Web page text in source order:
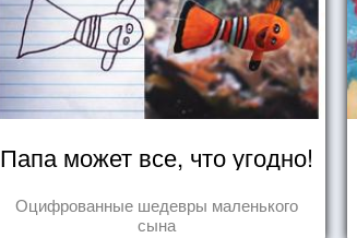
Папа может все, что угодно!
Оцифрованные шедевры маленького
сына